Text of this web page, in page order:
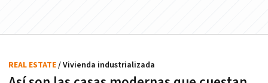
REAL ESTATE/ Vivienda industrializada